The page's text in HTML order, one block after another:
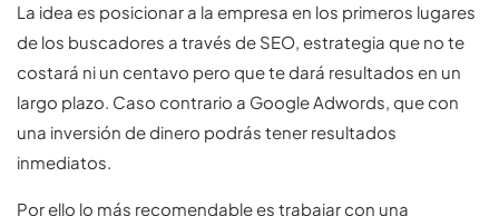
La idea es posicionar a la empresa en los primeros lugares
de los buscadores a través de SEO, estrategia que no te
costará ni un centavo pero que te dará resultados en un
largo plazo. Caso contrario a Google Adwords, que con
una inversión de dinero podrás tener resultados
inmediatos.
Por ello lo más recomendable es trabajar con una